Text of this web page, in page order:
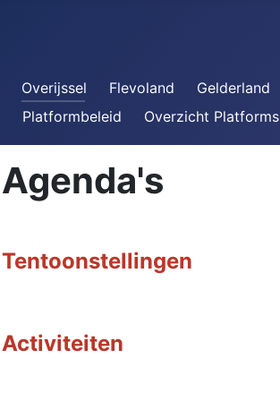
Overijssel Flevoland Gelderland
Platformbeleid Overzicht Platforms
Agenda's
Tentoonstellingen
Activiteiten